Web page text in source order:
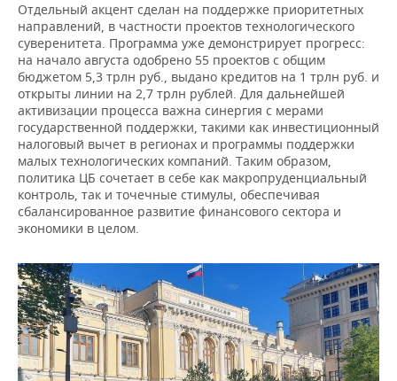
Отдельный акцент сделан на поддержке приоритетных
направлений, в частности проектов технологического
суверенитета. Программа уже демонстрирует прогресс:
на начало августа одобрено 55 проектов с общим
бюджетом 5,3 трлн руб., выдано кредитов на 1 трлн руб. и
открыты линии на 2,7 трлн рублей. Для дальнейшей
активизации процесса важна синергия с мерами
государственной поддержки, такими как инвестиционный
налоговый вычет в регионах и программы поддержки
малых технологических компаний. Таким образом,
политика ЦБ сочетает в себе как макропруденциальный
контроль, так и точечные стимулы, обеспечивая
сбалансированное развитие финансового сектора и
экономики в целом.